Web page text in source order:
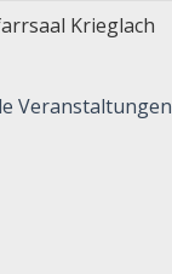
Krieglach
Veranstaltungen